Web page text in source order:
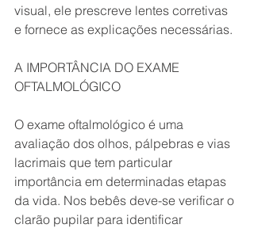
visual, ele prescreve lentes corretivas
e fornece as explicações necessárias.
A IMPORTÂNCIA DO EXAME
OFTALMOLÓGICO
O exame oftalmológico é uma
avaliação dos olhos, pálpebras e vias
lacrimais que tem particular
importância em determinadas etapas
da vida. Nos bebês deve-se verificar o
clarão pupilar para identificar